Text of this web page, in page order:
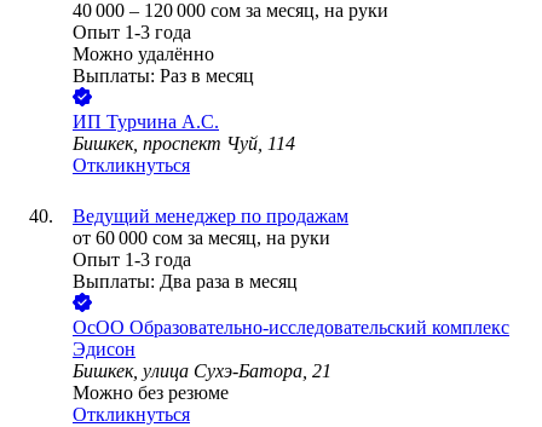
40 000 – 120 000 сом за месяц, на руки
Опыт 1-3 года
Можно удалённо
Выплаты: Раз в месяц
ИП Турчина А.С.
Бишкек, проспект Чуй, 114
Откликнуться
Ведущий менеджер по продажам
от 60 000 сом за месяц, на руки
Опыт 1-3 года
Выплаты: Два раза в месяц
ОсОО Образовательно-исследовательский комплекс
Эдисон
Бишкек, улица Сухэ-Батора, 21
Можно без резюме
Откликнуться